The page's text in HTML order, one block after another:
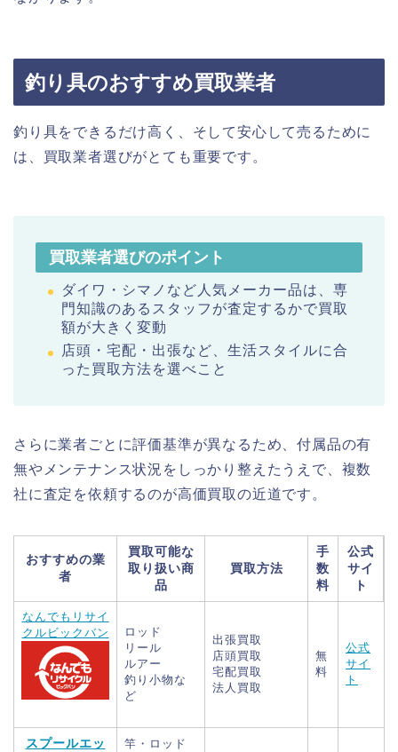
釣り具のおすすめ買取業者
釣り具をできるだけ高く、そして安心して売るために
は、買取業者選びがとても重要です。
買取業者選びのポイント
ダイワ・シマノなど人気メーカー品は、専
門知識のあるスタッフが査定するかで買取
額が大きく変動
店頭・宅配・出張など、生活スタイルに合
った買取方法を選べこと
さらに業者ごとに評価基準が異なるため、付属品の有
無やメンテナンス状況をしっかり整えたうえで、複数
社に査定を依頼するのが高価買取の近道です。
おすすめの業
者
買取可能な
取り扱い商
品
買取方法
手
数
料
公式
サイ
ト
なんでもリサイ
クルビックバン
ロッド
リール
ルアー
釣り小物な
ど
出張買取
店頭買取
宅配買取
法人買取
無
料
公式
サイ
ト
スプールエッ
竿・ロッド